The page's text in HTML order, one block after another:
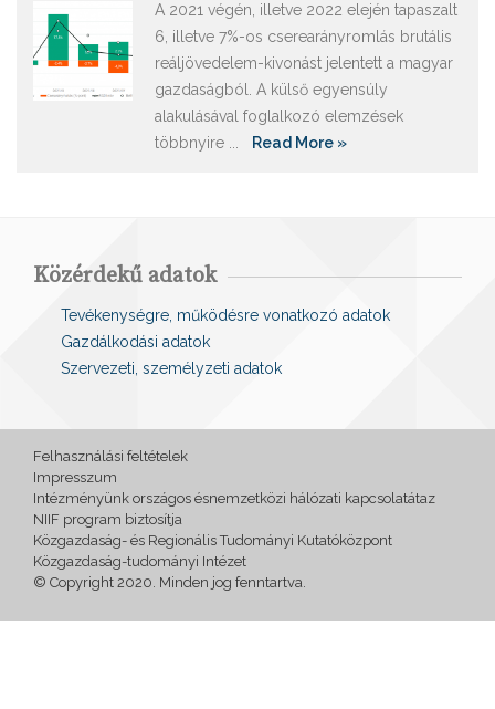
A 2021 végén, illetve 2022 elején tapaszalt
6, illetve 7%-os cserearányromlás brutális
reáljövedelem-kivonást jelentett a magyar
gazdaságból. A külső egyensúly
alakulásával foglalkozó elemzések
többnyire ...
Read More »
Közérdekű adatok
Tevékenységre, működésre vonatkozó adatok
Gazdálkodási adatok
Szervezeti, személyzeti adatok
Felhasználási feltételek
Impresszum
Intézményünk országos ésnemzetközi hálózati kapcsolatátaz
NIIF program biztosítja
Közgazdaság- és Regionális Tudományi Kutatóközpont
Közgazdaság-tudományi Intézet
© Copyright 2020. Minden jog fenntartva.